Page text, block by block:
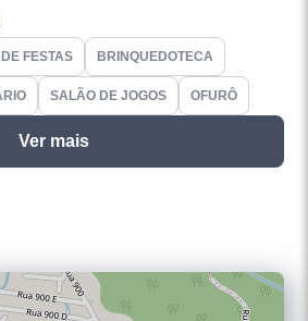
FESTAS BRINQUEDOTECA
SALÃO DE JOGOS OFURÔ
Ver mais